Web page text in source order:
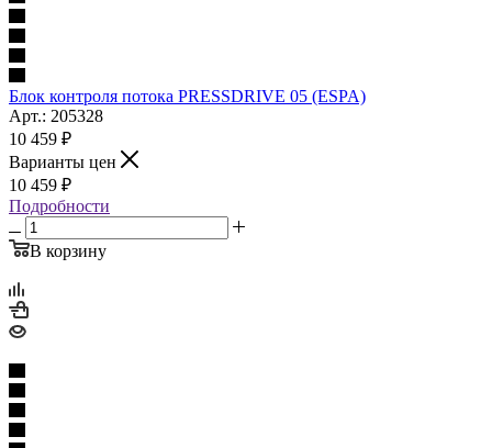
Блок контроля потока PRESSDRIVE 05 (ESPA)
Арт.: 205328
10 459 ₽
Варианты цен
10 459 ₽
Подробности
В корзину